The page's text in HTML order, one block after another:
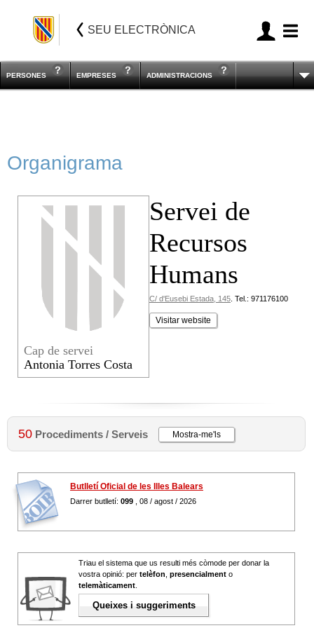
SEU ELECTRÒNICA
PERSONES EMPRESES ADMINISTRACIONS
Organigrama
Cap de servei
Antonia Torres Costa
Servei de
Recursos
Humans
C/ d'Eusebi Estada, 145 Tel.: 971176100
Visitar website
50 Procediments / Serveis Mostra-me'ls
Butlletí Oficial de les Illes Balears
Darrer butlletí: 099 , 08 / agost / 2026
Triau el sistema que us resulti més còmode per donar la
vostra opinió: per telèfon presencialment o
telemàticament
Queixes i suggeriments